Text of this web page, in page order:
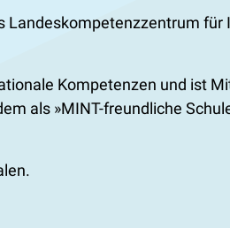
Landeskompetenzzentrum für
Kompetenzen und ist
als »MINT-freundliche